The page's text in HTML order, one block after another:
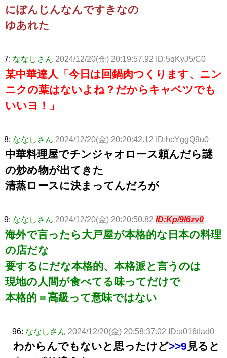
にぽんじんなんですきなの
ゆあれた
7: ななしさん 2024/12/20(金) 20:19:57.92 ID:5qKyJ5/C0
某中華達人「今日は回鍋肉つくります、ニン
ニクの葉はないよね？だからキャベツでも
いいヨ！」
8: ななしさん 2024/12/20(金) 20:20:42.12 ID:hcYggQ9u0
中華料理屋でチンジャオロース頼んだら謎
の炒め物が出てきた
清蒸ロースに決まってんだろが
9: ななしさん 2024/12/20(金) 20:20:50.82 ID:Kp/9l6zv0
海外で言ったら大戸屋が本格的な日本の料理
の店だな
要するにだな本格的、本格派と言うのは
現地の人間が食べてる味ってだけで
本格的＝高級って意味ではない
96: ななしさん 2024/12/20(金) 20:58:37.02 ID:u016tIad0
わからんでもないと思ったけど>>9 見ると